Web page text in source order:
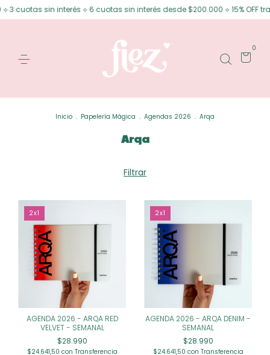
sin interés ⟡ 6 cuotas sin interés desde $200.000 ⟡ 15% OFF
0
Inicio . Papelería Mágica . Agendas 2026 . Arqa
Arqa
Filtrar
2x1
AGENDA 2026 - ARQA RED
VELVET - SEMANAL
$28.990
$24.641,50 con Transferencia
2x1
AGENDA 2026 - ARQA DENIM -
SEMANAL
$28.990
$24.641,50 con Transferencia